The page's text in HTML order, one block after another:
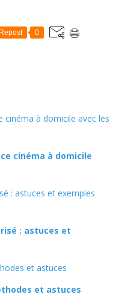
Repost 0
cinéma à domicile
: astuces et
et astuces